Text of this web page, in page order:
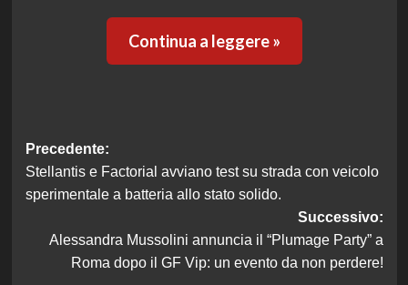
Continua a leggere »
Navigazione
articolo
Precedente:
Stellantis e Factorial avviano test su strada con veicolo
sperimentale a batteria allo stato solido.
Successivo:
Alessandra Mussolini annuncia il “Plumage Party” a
Roma dopo il GF Vip: un evento da non perdere!